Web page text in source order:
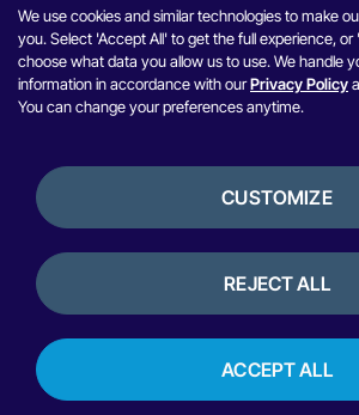
チャージバックの解決
通貨管理
照合管理
統合オプション
バンキングサービス
暗号通貨＆デジタル資産
決済オーケストレーション
マーケットプレイス
中小企業
デジタルコンテンツ＆サブスクリプション
ビデオゲーム
加盟店紹介プログラム
セキュリティ脆弱性の報告
ブログ
ニュースルーム
インタビュー＆ウェビナー
現代奴隷制対策に関する報告（カナダ）
アルゼンチンの情報と方針
ブラジルの情報と方針
内部通報に関する方針
ライセンスおよび認証
FacebookX（Twitter）
Copyright © Nuvei –
クッキーポリシー
利用規約
レビュー＆お客様の声
We use cookies and similar technologies to make
you. Select 'Accept All' to get the full experience,
choose what data you allow us to use. We handle
information in accordance with ourPrivacy Policy
You can change your preferences anytime.
CUSTOMIZE
REJECT ALL
ACCEPT ALL